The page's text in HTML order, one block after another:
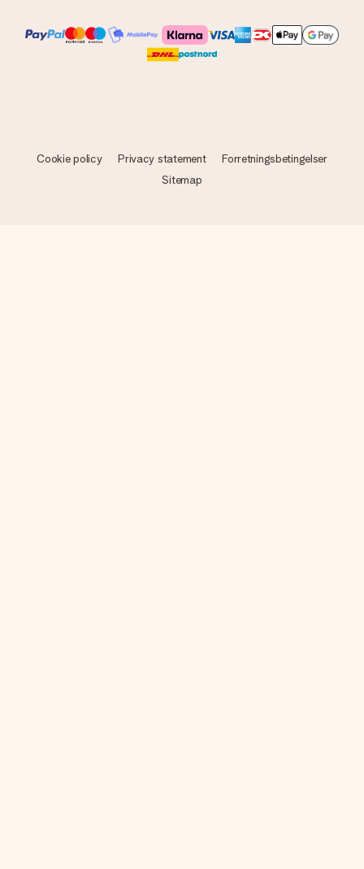
Cookie policy Privacy statement
Forretningsbetingelser
Sitemap